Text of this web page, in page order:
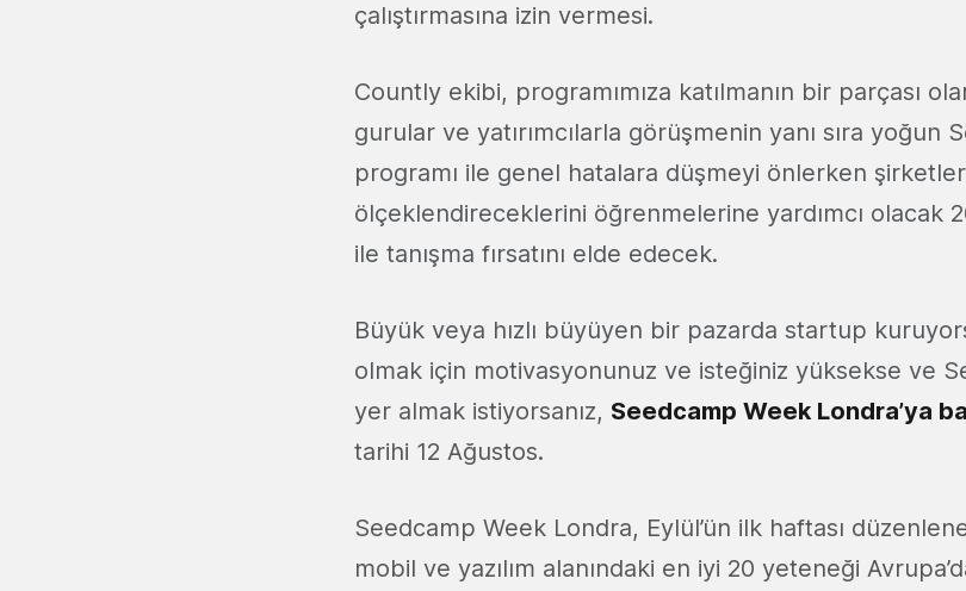
çalıştırmasına izin vermesi.
Countly ekibi, programımıza katılmanın bir parçası
gurular ve yatırımcılarla görüşmenin yanı sıra yoğun
programı ile genel hatalara düşmeyi önlerken
ölçeklendireceklerini öğrenmelerine yardımcı olacak
ile tanışma fırsatını elde edecek.
Büyük veya hızlı büyüyen bir pazarda startup
olmak için motivasyonunuz ve isteğiniz yüksekse ve
yer almak istiyorsanız, Seedcamp Week Londra’ya
tarihi 12 Ağustos.
Seedcamp Week Londra, Eylül’ün ilk haftası
mobil ve yazılım alanındaki en iyi 20 yeteneği